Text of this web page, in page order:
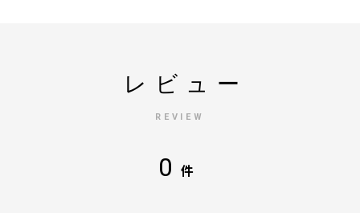
レビュー
REVIEW
0 件